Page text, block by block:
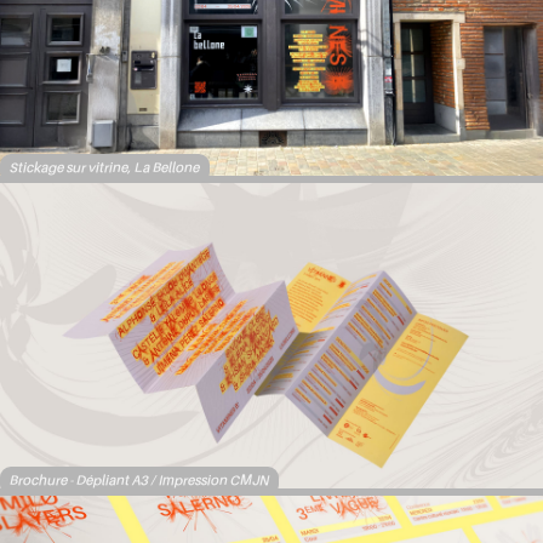
Stickage sur vitrine, La Bellone
Brochure - Dépliant A3 / Impression CMJN